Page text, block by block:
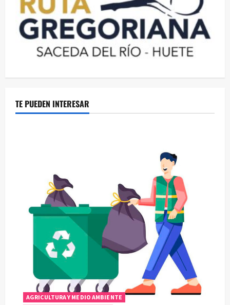
TE PUEDEN INTERESAR
AGRICULTURA Y MEDIO AMBIENTE